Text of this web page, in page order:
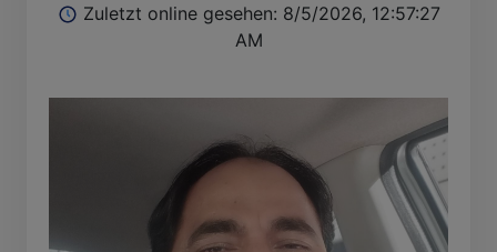
Zuletzt online gesehen: 8/5/2026, 12:57:27
AM